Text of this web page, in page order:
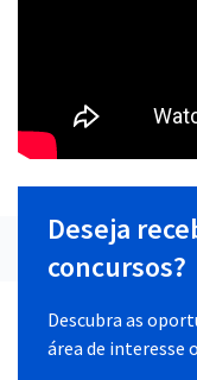
Deseja
concursos?
Descubra as
área de interesse